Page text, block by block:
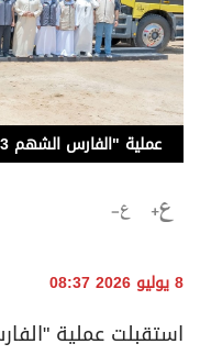
8 يوليو 2026 08:37